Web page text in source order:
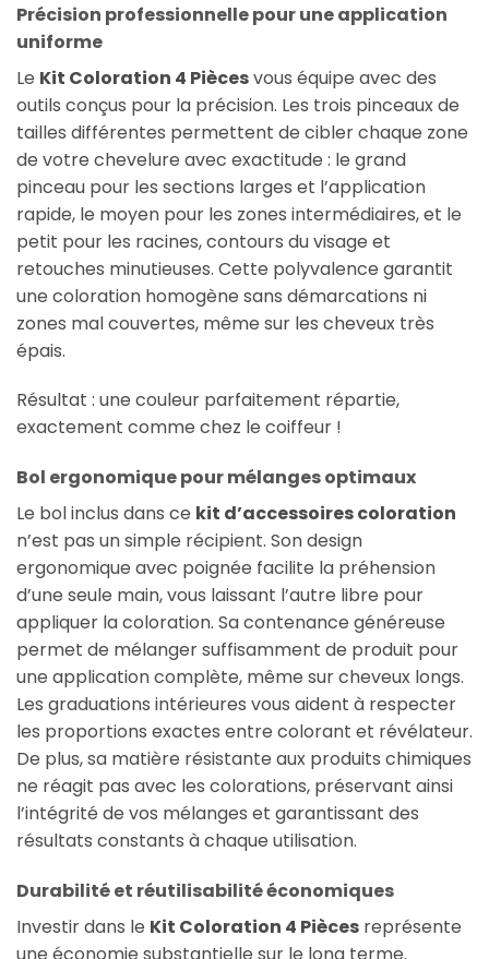
Précision professionnelle pour une application
uniforme
Le Kit Coloration 4 Piècesvous équipe avec des
outils conçus pour la précision. Les trois pinceaux de
tailles différentes permettent de cibler chaque zone
de votre chevelure avec exactitude : le grand
pinceau pour les sections larges et l’application
rapide, le moyen pour les zones intermédiaires, et le
petit pour les racines, contours du visage et
retouches minutieuses. Cette polyvalence garantit
une coloration homogène sans démarcations ni
zones mal couvertes, même sur les cheveux très
épais.
Résultat : une couleur parfaitement répartie,
exactement comme chez le coiffeur !
Bol ergonomique pour mélanges optimaux
Le bol inclus dans ce kit d’accessoires coloration
n’est pas un simple récipient. Son design
ergonomique avec poignée facilite la préhension
d’une seule main, vous laissant l’autre libre pour
appliquer la coloration. Sa contenance généreuse
permet de mélanger suffisamment de produit pour
une application complète, même sur cheveux longs.
Les graduations intérieures vous aident à respecter
les proportions exactes entre colorant et révélateur.
De plus, sa matière résistante aux produits chimiques
ne réagit pas avec les colorations, préservant ainsi
l’intégrité de vos mélanges et garantissant des
résultats constants à chaque utilisation.
Durabilité et réutilisabilité économiques
Investir dans le Kit Coloration 4 Pièces représente